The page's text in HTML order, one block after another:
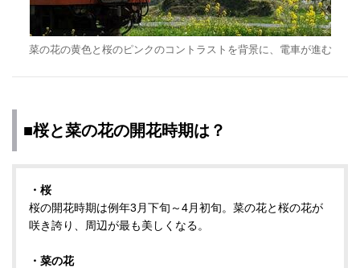
菜の花の黄色と桜のピンクのコントラストを背景に、電車が進む
■桜と菜の花の開花時期は？
・桜
桜の開花時期は例年3月下旬～4月初旬。菜の花と桜の花が
咲き誇り、周辺が最も美しくなる。
・菜の花